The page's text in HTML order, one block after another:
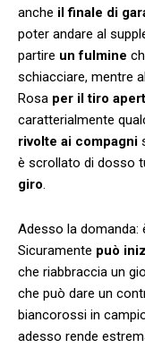
anche il finale di
poter andare al
partire un fulmine
schiacciare, mentre
Rosa per il tiro
caratterialmente
rivolte ai compagni
è scrollato di dosso
giro.
Adesso la domanda:
Sicuramente può
che riabbraccia un
che può dare un
biancorossi in
adesso rende